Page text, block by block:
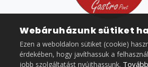
Webáruházunk sütiket
Ezen a weboldalon sütiket (cookie)
érdekében, hogy javíthassuk a
jobb szolgáltatást nyújthassunk.